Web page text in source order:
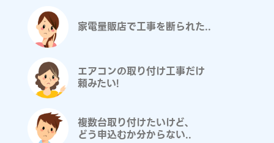
家電量販店で工事を断られた..
エアコンの取り付け工事だけ
頼みたい!
複数台取り付けたいけど、
どう申込むか分からない..